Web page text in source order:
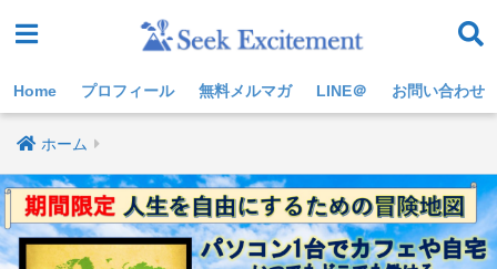
Home プロフィール 無料メルマガ LINE＠ お問い合わせ
ホーム